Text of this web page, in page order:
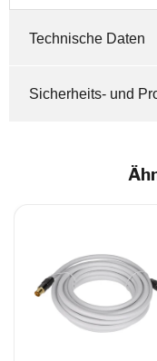
Technische Daten
Sicherheits- und